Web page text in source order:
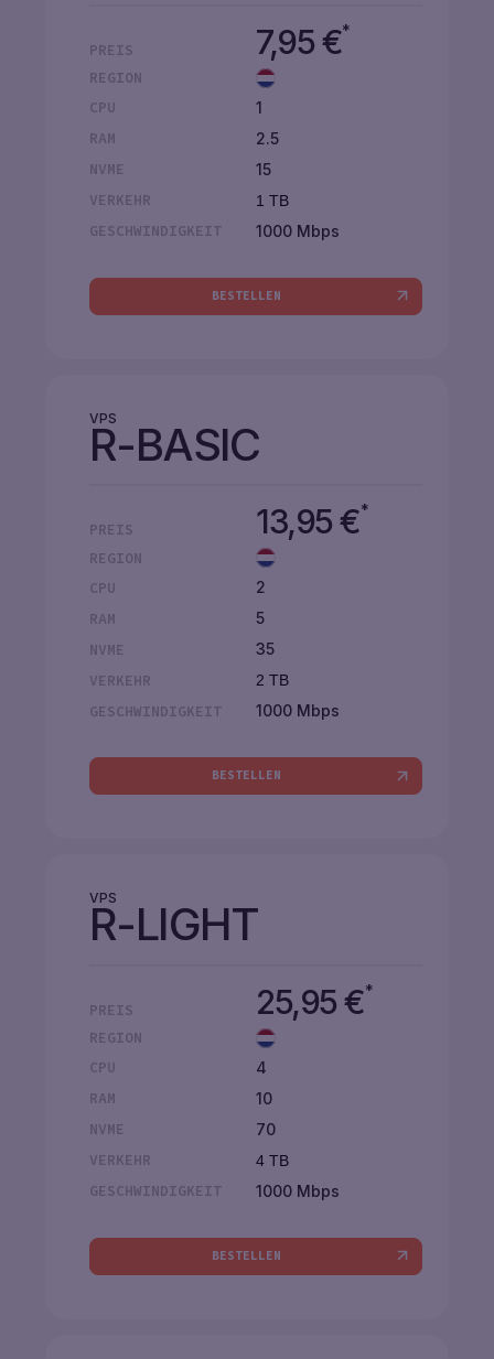
PREIS 7,95€*
REGION
CPU
1
RAM
2.5
NVME
15
VERKEHR
1 TB
GESCHWINDIGKEIT 1000 Mbps
BESTELLEN
VPS
R-BASIC
PREIS 13,95€*
REGION
CPU
2
RAM
5
NVME
35
VERKEHR
2 TB
GESCHWINDIGKEIT 1000 Mbps
BESTELLEN
VPS
R-LIGHT
PREIS 25,95€*
REGION
CPU
4
RAM
10
NVME
70
VERKEHR
4 TB
GESCHWINDIGKEIT 1000 Mbps
BESTELLEN